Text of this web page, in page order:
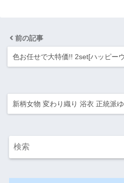
前の記事
色お任せで大特価!! 2set[ハッピ
新柄女物 変わり織り 浴衣 正統派